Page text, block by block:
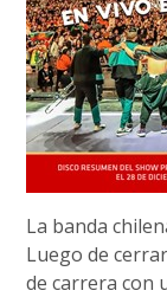
La banda
Luego de
de carrera con